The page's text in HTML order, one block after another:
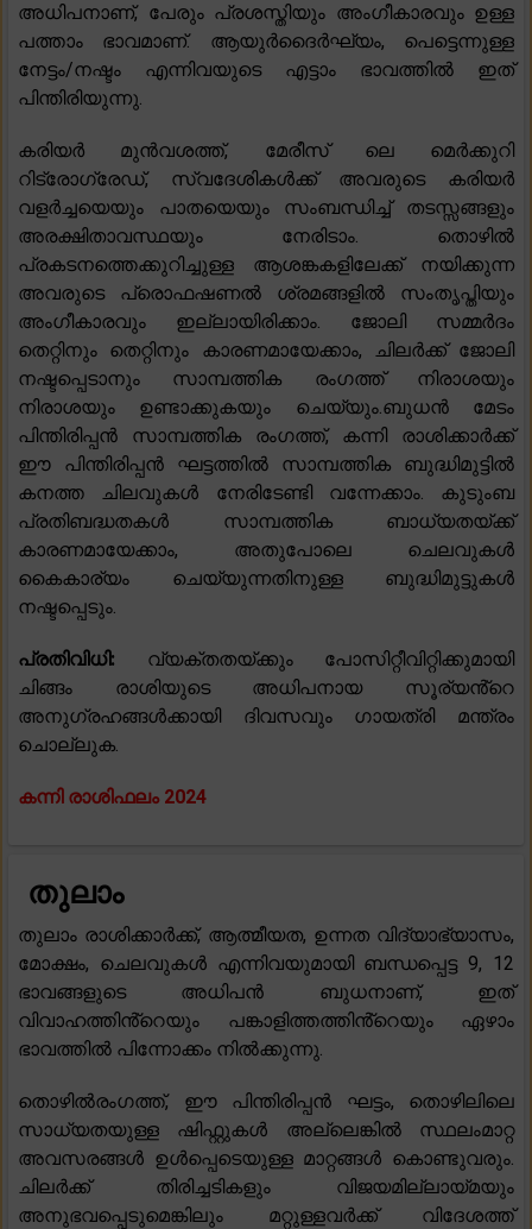
അധിപനാണ്, പേരും പ്രശസ്തിയും അംഗീകാരവും ഉള്ള
പത്താം ഭാവമാണ്. ആയുർദൈർഘ്യം, പെട്ടെന്നുള്ള
നേട്ടം/നഷ്ടം എന്നിവയുടെ എട്ടാം ഭാവത്തിൽ ഇത്
പിന്തിരിയുന്നു.
കരിയർ മുൻവശത്ത്, മേരീസ് ലെ മെർക്കുറി
റിട്രോഗ്രേഡ്, സ്വദേശികൾക്ക് അവരുടെ കരിയർ
വളർച്ചയെയും പാതയെയും സംബന്ധിച്ച് തടസ്സങ്ങളും
അരക്ഷിതാവസ്ഥയും നേരിടാം. തൊഴിൽ
പ്രകടനത്തെക്കുറിച്ചുള്ള ആശങ്കകളിലേക്ക് നയിക്കുന്ന
അവരുടെ പ്രൊഫഷണൽ ശ്രമങ്ങളിൽ സംതൃപ്തിയും
അംഗീകാരവും ഇല്ലായിരിക്കാം. ജോലി സമ്മർദം
തെറ്റിനും തെറ്റിനും കാരണമായേക്കാം, ചിലർക്ക് ജോലി
നഷ്ടപ്പെടാനും സാമ്പത്തിക രംഗത്ത് നിരാശയും
നിരാശയും ഉണ്ടാക്കുകയും ചെയ്യും.ബുധൻ മേടം
പിന്തിരിപ്പൻ സാമ്പത്തിക രംഗത്ത്, കന്നി രാശിക്കാർക്ക്
ഈ പിന്തിരിപ്പൻ ഘട്ടത്തിൽ സാമ്പത്തിക ബുദ്ധിമുട്ടിൽ
കനത്ത ചിലവുകൾ നേരിടേണ്ടി വന്നേക്കാം. കുടുംബ
പ്രതിബദ്ധതകൾ സാമ്പത്തിക ബാധ്യതയ്ക്ക്
കാരണമായേക്കാം, അതുപോലെ ചെലവുകൾ
കൈകാര്യം ചെയ്യുന്നതിനുള്ള ബുദ്ധിമുട്ടുകൾ
നഷ്ടപ്പെടും.
പ്രതിവിധി: വ്യക്തതയ്ക്കും പോസിറ്റീവിറ്റിക്കുമായി
ചിങ്ങം രാശിയുടെ അധിപനായ സൂര്യൻ്റെ
അനുഗ്രഹങ്ങൾക്കായി ദിവസവും ഗായത്രി മന്ത്രം
ചൊല്ലുക.
കന്നി രാശിഫലം 2024
തുലാം
തുലാം രാശിക്കാർക്ക്, ആത്മീയത, ഉന്നത വിദ്യാഭ്യാസം,
മോക്ഷം, ചെലവുകൾ എന്നിവയുമായി ബന്ധപ്പെട്ട 9, 12
ഭാവങ്ങളുടെ അധിപൻ ബുധനാണ്, ഇത്
വിവാഹത്തിൻ്റെയും പങ്കാളിത്തത്തിൻ്റെയും ഏഴാം
ഭാവത്തിൽ പിന്നോക്കം നിൽക്കുന്നു.
തൊഴിൽരംഗത്ത്, ഈ പിന്തിരിപ്പൻ ഘട്ടം, തൊഴിലിലെ
സാധ്യതയുള്ള ഷിഫ്റ്റുകൾ അല്ലെങ്കിൽ സ്ഥലംമാറ്റ
അവസരങ്ങൾ ഉൾപ്പെടെയുള്ള മാറ്റങ്ങൾ കൊണ്ടുവരും.
ചിലർക്ക് തിരിച്ചടികളും വിജയമില്ലായ്മയും
അനുഭവപ്പെടുമെങ്കിലും മറ്റുള്ളവർക്ക് വിദേശത്ത്